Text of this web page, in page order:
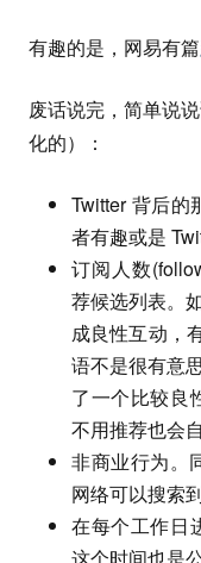
有趣的是，网易有篇
废话说完，简单说
化的）：
Twitter 背后的
者有趣或是
订阅人数
荐候选列表。
成良性互动，
语不是很有意
了一个比较良
不用推荐也会
非商业行为。
网络可以搜索
在每个工作日